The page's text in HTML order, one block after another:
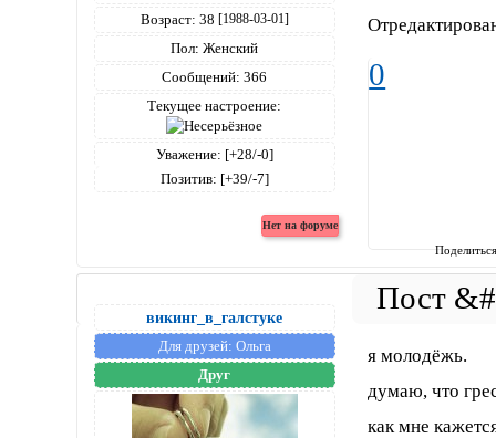
Возраст: 38 [1988-03-01]
Пол: Женский
Сообщений: 366
Текущее настроение:
Уважение: [+28/-0]
Позитив: [+39/-7]
0
викинг_в_галстуке
Для друзей: Ольга
Друг
я молодёжь.
думаю, что
как мне